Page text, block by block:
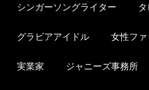
シンガーソングライター
グラビアアイドル 女性フ
実業家 ジャニーズ事務所